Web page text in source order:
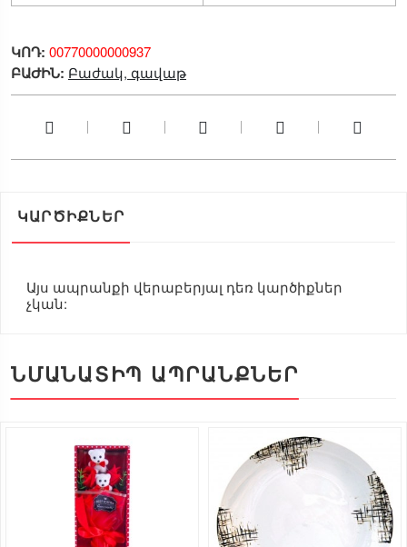
ԿՈԴ: 00770000000937
ԲԱԺԻՆ: Բաժակ, գավաթ
ԿԱՐԾԻՔՆԵՐ
Այս ապրանքի վերաբերյալ դեռ կարծիքներ
չկան:
ՆՄԱՆԱՏԻՊ ԱՊՐԱՆՔՆԵՐ